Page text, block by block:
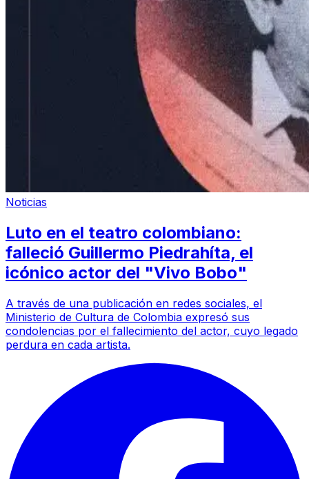
Noticias
Luto en el teatro colombiano:
falleció Guillermo Piedrahíta, el
icónico actor del "Vivo Bobo"
A través de una publicación en redes sociales, el
Ministerio de Cultura de Colombia expresó sus
condolencias por el fallecimiento del actor, cuyo legado
perdura en cada artista.